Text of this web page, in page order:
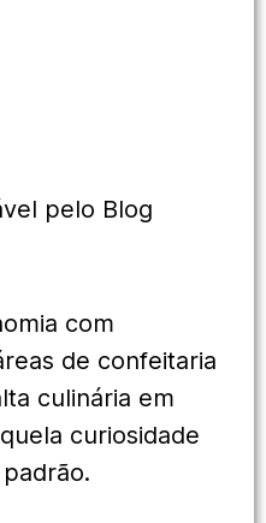
pelo Blog
com
de confeitaria
culinária em
curiosidade